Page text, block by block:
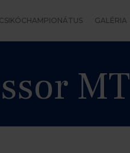
CSIKÓCHAMPIONÁTUS GALÉRIA
MT